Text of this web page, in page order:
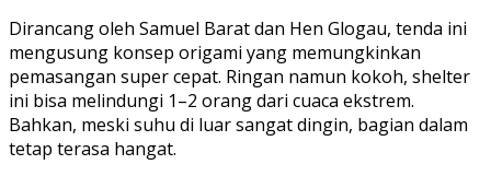
Dirancang oleh Samuel Barat dan Hen Glogau, tenda ini
mengusung konsep origami yang memungkinkan
pemasangan super cepat. Ringan namun kokoh, shelter
ini bisa melindungi 1–2 orang dari cuaca ekstrem.
Bahkan, meski suhu di luar sangat dingin, bagian dalam
tetap terasa hangat.